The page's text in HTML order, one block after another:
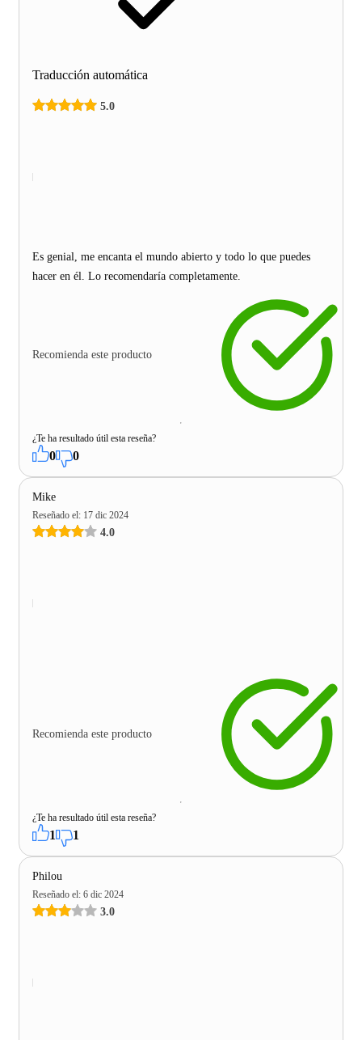
Traducción automática
5.0
Es genial, me encanta el mundo abierto y todo lo que puedes
hacer en él. Lo recomendaría completamente.
Recomienda este producto
¿Te ha resultado útil esta reseña?
0 0
Mike
Reseñado el: 17 dic 2024
4.0
Recomienda este producto
¿Te ha resultado útil esta reseña?
1 1
Philou
Reseñado el: 6 dic 2024
3.0